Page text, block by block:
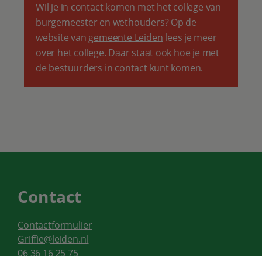
Wil je in contact komen met het college van
burgemeester en wethouders? Op de
website van gemeente Leiden lees je meer
over het college. Daar staat ook hoe je met
de bestuurders in contact kunt komen.
Contact
Contactformulier
Griffie@leiden.nl
06 36 16 25 75